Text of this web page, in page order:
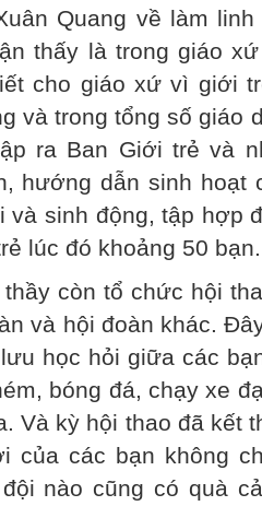
Quang về làm
thấy là trong giáo
cho giáo xứ vì giới
và trong tổng số giáo
ra Ban Giới trẻ và
hướng dẫn sinh
và sinh động, tập hợp
lúc đó khoảng 50 bạn.
còn tổ chức hội
và hội đoàn khác.
học hỏi giữa các
bóng đá, chạy xe
Và kỳ hội thao đã kết
của các bạn không
nào cũng có quà